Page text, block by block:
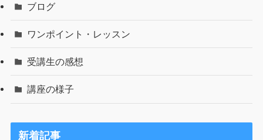
ブログ
ワンポイント・レッスン
受講生の感想
講座の様子
新着記事